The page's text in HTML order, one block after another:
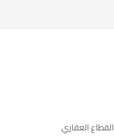
العقاري